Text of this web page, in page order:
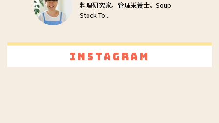
料理研究家。管理栄養士。Soup
Stock To...
Instagram